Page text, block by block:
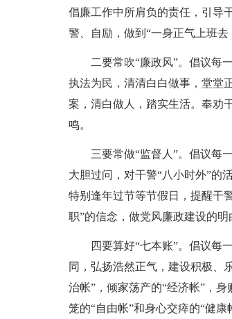
倡廉工作中所肩负的责任，引导
警、自励，做到“一身正气上班去
二要常吹“廉政风”。倡议每
执法为民，清清白白做事，堂堂
案，清白做人，踏实生活。奉劝
鸣。
三要常做“监督人”。倡议每
大胆过问，对干警“八小时外”的
特别逢年过节等节假日，提醒干
职”的信念，做党风廉政建设的
四要算好“七本账”。倡议每
同，弘扬浩然正气，建设积极、
治帐”，倾家荡产的“经济帐”，
笼的“自由帐”和身心交瘁的“健